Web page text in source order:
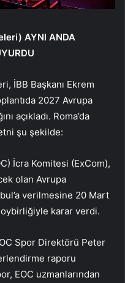
AYNI ANDA
İBB Başkanı Ekrem
2027 Avrupa
açıkladı. Roma’da
şu şekilde:
İcra Komitesi (ExCom),
olan Avrupa
verilmesine 20 Mart
karar verdi.
Spor Direktörü Peter
raporu
EOC uzmanlarından